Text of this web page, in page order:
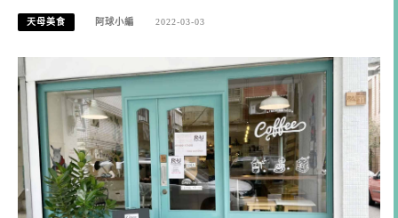
天母美食 阿球小編 2022-03-03